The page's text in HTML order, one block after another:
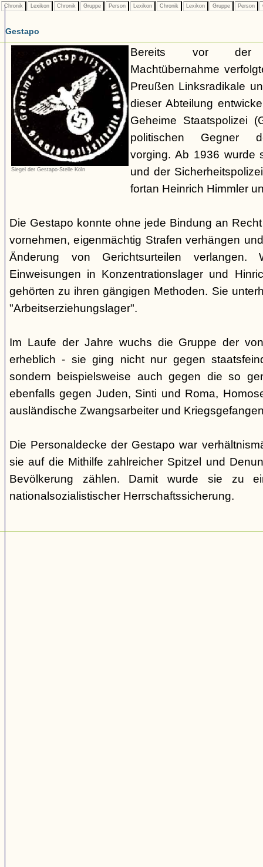
Chronik Lexikon Chronik Gruppe Person Lexikon Chronik Lexikon Gruppe Person
Gestapo
Siegel der Gestapo-Stelle Köln
Bereits vor der
Machtübernahme
Preußen Linksradikale
dieser Abteilung
Geheime Staatspolizei
politischen Gegner
vorging. Ab 1936 wurde
und der
fortan Heinrich Himmler
Die Gestapo konnte ohne jede Bindung an
vornehmen, eigenmächtig Strafen verhängen
Änderung von Gerichtsurteilen verlangen.
Einweisungen in Konzentrationslager und
gehörten zu ihren gängigen Methoden. Sie
"Arbeitserziehungslager".
Im Laufe der Jahre wuchs die Gruppe der
erheblich - sie ging nicht nur gegen
sondern beispielsweise auch gegen die so
ebenfalls gegen Juden, Sinti und Roma,
ausländische Zwangsarbeiter und
Die Personaldecke der Gestapo war
sie auf die Mithilfe zahlreicher Spitzel und
Bevölkerung zählen. Damit wurde sie zu
nationalsozialistischer Herrschaftssicherung.